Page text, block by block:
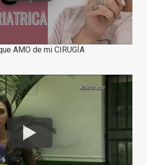
AMO de mi CIRUGÍA